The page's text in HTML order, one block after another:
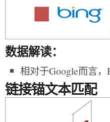
数据解读：
相对于Google而言
链接锚文本匹配